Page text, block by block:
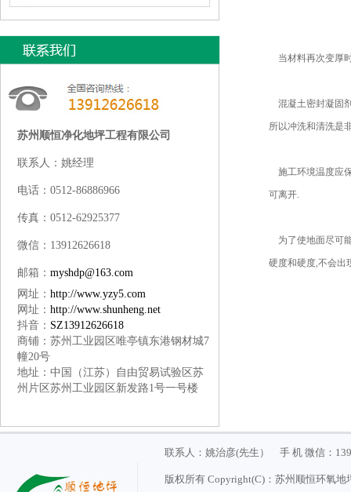
苏州顺恒净化地坪工程有限公司
联系人：姚经理
电话：0512-86886966
传真：0512-62925377
微信：13912626618
邮箱： myshdp@163.com
网址： http://www.yzy5.com
网址： http://www.shunheng.net
抖音： SZ13912626618
商铺：苏州工业园区唯亭镇东港钢材城7
幢20号
地址 ： 中国（江苏）自由贸易试验区苏
州片区苏州工业园区新发路1号一号楼
当材料再次变厚
混凝土密封凝固
所以冲洗和清洗是
施工环境温度应
可离开.
为了使地面尽可
硬度和硬度,不会出
联系人：姚治彦(先生） 手 机 微信：
版权所有 Copyright(C)：苏州顺恒环